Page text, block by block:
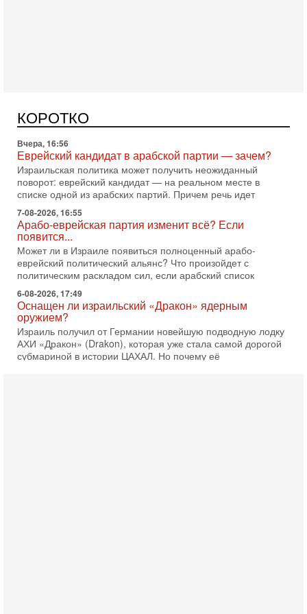
КОРОТКО
перед ожидаемым визитом премьер-министра Биньямина
Нетаниягу на Генассамблею ООН в сентябре. По
Вчера, 16:56
Еврейский кандидат в арабской партии — зачем?
Израильская политика может получить неожиданный
поворот: еврейский кандидат — на реальном месте в
списке одной из арабских партий. Причем речь идет
7-08-2026, 16:55
Арабо-еврейская партия изменит всё? Если
появится...
Может ли в Израиле появиться полноценный арабо-
еврейский политический альянс? Что произойдет с
политическим раскладом сил, если арабский список
6-08-2026, 17:49
Оснащен ли израильский «Дракон» ядерным
оружием?
Израиль получил от Германии новейшую подводную лодку
АХИ «Дракон» (Drakon), которая уже стала самой дорогой
субмариной в истории ЦАХАЛ. Но почему её